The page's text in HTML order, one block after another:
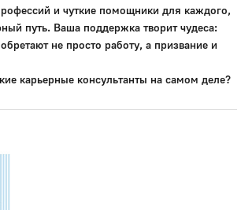
и чуткие помощники для каждого,
путь. Ваша поддержка творит чудеса:
не просто работу, а призвание и
карьерные консультанты на самом деле?